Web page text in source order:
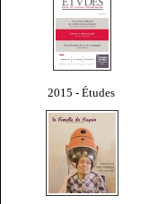
2015 - Études